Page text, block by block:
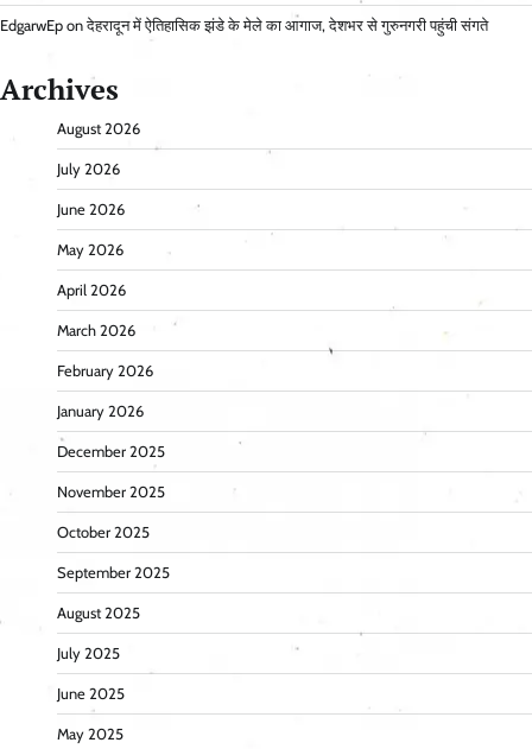
EdgarwEp onदेहरादून में ऐतिहासिक झंडे के मेले का आगाज, देशभर से गुरुनगरी पहुंची संगते
Archives
August 2026
July 2026
June 2026
May 2026
April 2026
March 2026
February 2026
January 2026
December 2025
November 2025
October 2025
September 2025
August 2025
July 2025
June 2025
May 2025